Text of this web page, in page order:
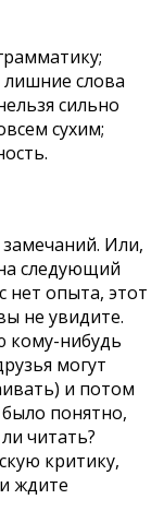
слова
сильно
сухим;
Или,
следующий
нет опыта, этот
не увидите.
кому-нибудь
могут
и потом
было понятно,
читать?
критику,
ждите